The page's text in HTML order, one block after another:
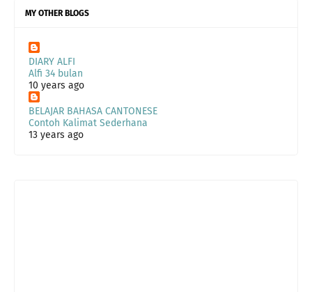
MY OTHER BLOGS
DIARY ALFI
Alfi 34 bulan
10 years ago
BELAJAR BAHASA CANTONESE
Contoh Kalimat Sederhana
13 years ago